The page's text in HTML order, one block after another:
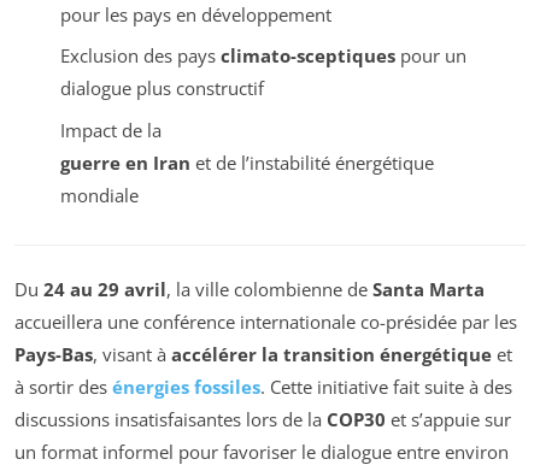
pour les pays en développement
Exclusion des pays climato-sceptiquespour un
dialogue plus constructif
Impact de la
guerre en Iran et de l’instabilité énergétique
mondiale
Du 24 au 29 avril, la ville colombienne de Santa Marta
accueillera une conférence internationale co-présidée par les
Pays-Bas, visant à accélérer la transition énergétique et
à sortir des énergies fossiles. Cette initiative fait suite à des
discussions insatisfaisantes lors de la COP30 et s’appuie sur
un format informel pour favoriser le dialogue entre environ